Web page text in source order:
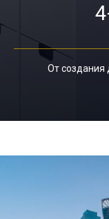
От создания